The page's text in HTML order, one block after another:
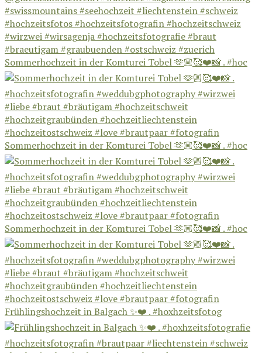
Sommerhochzeit in der Komturei Tobel 🫶🏼🥰❤️📸 . #hoc
Sommerhochzeit in der Komturei Tobel 🫶🏼🥰❤️📸 . #hoc
Sommerhochzeit in der Komturei Tobel 🫶🏼🥰❤️📸 . #hoc
Frühlingshochzeit in Balgach ✨❤️ . #hoxhzeitsfotog